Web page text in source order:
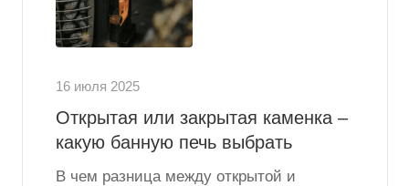
16 июля 2025
Открытая или закрытая каменка –
какую банную печь выбрать
В чем разница между открытой и